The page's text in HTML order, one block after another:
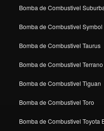
Bomba de Combustivel
Bomba de Combustivel Symbol
Bomba de Combustivel Taurus
Bomba de Combustivel Terrano
Bomba de Combustivel Tiguan
Bomba de Combustivel Toro
Bomba de Combustivel Toyota